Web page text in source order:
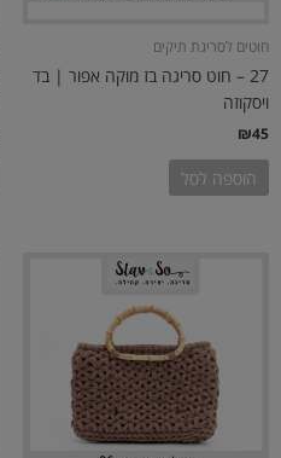
חוטים לסריגת תיקים
27 – חוט סריגה בז מוקה אפור | בד
ויסקוזה
₪45
הוספה לסל